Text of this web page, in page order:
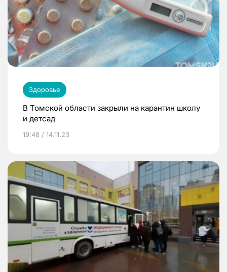
Здоровье
В Томской области закрыли на карантин школу
и детсад
19:48 / 14.11.23